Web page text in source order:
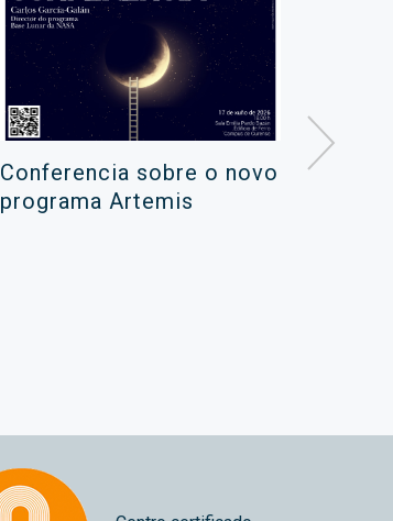
Conferencia sobre o novo
programa Artemis